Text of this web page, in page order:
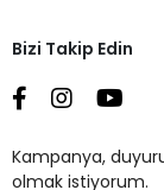
Bizi Takip Edin
Kampanya,
olmak istiyorum.